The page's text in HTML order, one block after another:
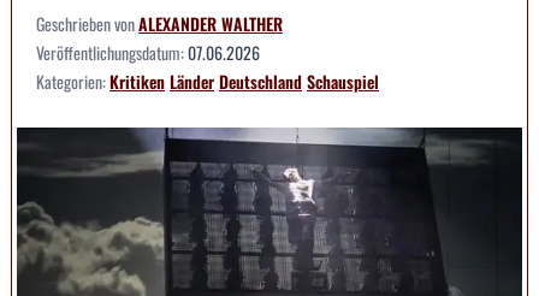
Geschrieben vonALEXANDER WALTHER
Veröffentlichungsdatum:07.06.2026
Kategorien:KritikenLänderDeutschlandSchauspiel